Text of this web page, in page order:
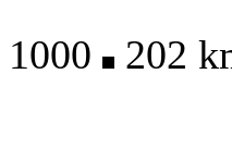
1000 202